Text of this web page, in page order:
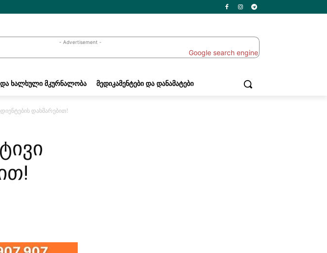
- Advertisement -
ᲮᲐᲚᲮᲣᲚᲘ ᲛᲙᲣᲠᲜᲐᲚᲝᲑᲐ ᲛᲔᲓᲘᲙᲐᲛᲔᲜᲢᲔᲑᲘ ᲓᲐ ᲓᲐᲜᲐᲛᲐᲢᲔᲑᲘ
დახმარებით!